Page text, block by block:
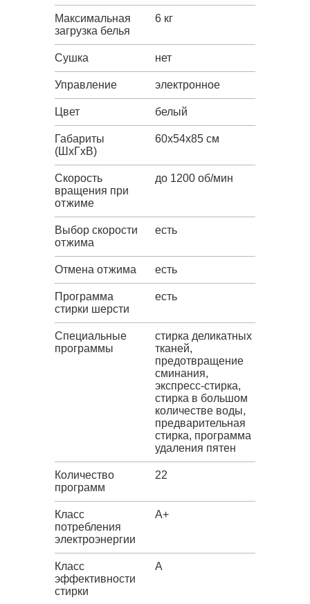
Максимальная
загрузка белья
6 кг
Сушка нет
Управление электронное
Цвет белый
Габариты
(ШxГxВ)
60x54x85 см
Скорость
вращения при
отжиме
до 1200 об/мин
Выбор скорости
отжима
есть
Отмена отжима есть
Программа
стирки шерсти
есть
Специальные
программы
стирка деликатных
тканей,
предотвращение
сминания,
экспресс-стирка,
стирка в большом
количестве воды,
предварительная
стирка, программа
удаления пятен
Количество
программ
22
Класс
потребления
электроэнергии
A+
Класс
эффективности
стирки
A